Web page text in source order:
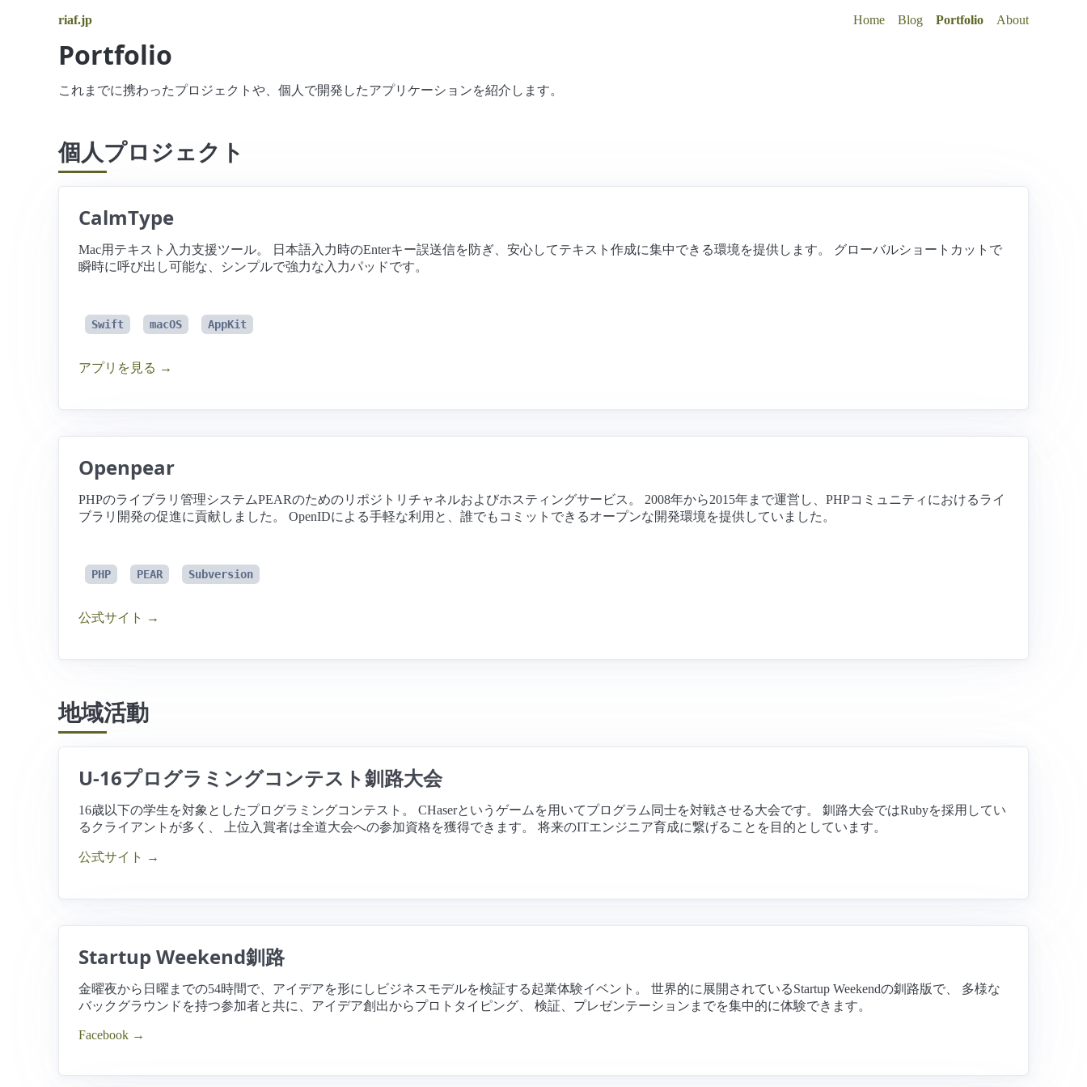
riaf.jp Home Blog Portfolio About
Portfolio
これまでに携わったプロジェクトや、個人で開発したアプリケーションを紹介します。
個人プロジェクト
CalmType
Mac用テキスト入力支援ツール。 日本語入力時のEnterキー誤送信を防ぎ、安心してテキスト作成に集中できる環境を提供します。 グローバルショートカットで
瞬時に呼び出し可能な、シンプルで強力な入力パッドです。
Swift macOS AppKit
アプリを見る →
Openpear
PHPのライブラリ管理システムPEARのためのリポジトリチャネルおよびホスティングサービス。 2008年から2015年まで運営し、PHPコミュニティにおけるライ
ブラリ開発の促進に貢献しました。 OpenIDによる手軽な利用と、誰でもコミットできるオープンな開発環境を提供していました。
PHP PEAR Subversion
公式サイト →
地域活動
U-16プログラミングコンテスト釧路大会
16歳以下の学生を対象としたプログラミングコンテスト。 CHaserというゲームを用いてプログラム同士を対戦させる大会です。 釧路大会ではRubyを採用してい
るクライアントが多く、 上位入賞者は全道大会への参加資格を獲得できます。 将来のITエンジニア育成に繋げることを目的としています。
公式サイト →
Startup Weekend釧路
金曜夜から日曜までの54時間で、アイデアを形にしビジネスモデルを検証する起業体験イベント。 世界的に展開されているStartup Weekendの釧路版で、 多様な
バックグラウンドを持つ参加者と共に、アイデア創出からプロトタイピング、 検証、プレゼンテーションまでを集中的に体験できます。
Facebook →